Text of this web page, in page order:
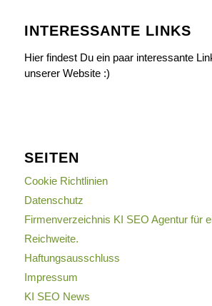
INTERESSANTE LINKS
Hier findest Du ein paar interessante
unserer Website :)
SEITEN
Cookie Richtlinien
Datenschutz
Firmenverzeichnis KI SEO Agentur für
Reichweite.
Haftungsausschluss
Impressum
KI SEO News